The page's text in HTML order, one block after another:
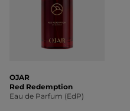
OJAR
Red Redemption
Eau de Parfum (EdP)